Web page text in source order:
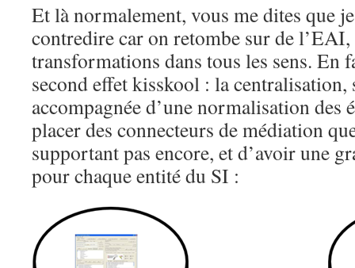
Et là normalement, vous me dites que
contredire car on retombe sur de l’EAI,
transformations dans tous les sens. En
second effet kisskool : la centralisation,
accompagnée d’une normalisation des
placer des connecteurs de médiation
supportant pas encore, et d’avoir une
pour chaque entité du SI :